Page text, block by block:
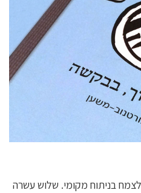
בניתוח מקומי. שלוש עשרה